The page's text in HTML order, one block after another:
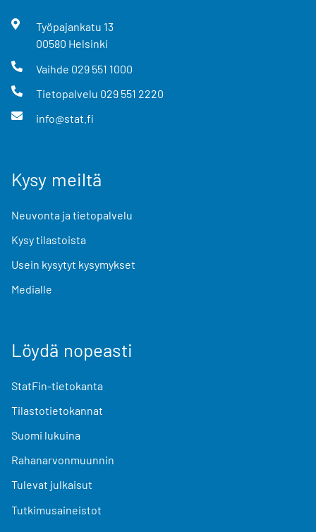
Työpajankatu 13
00580 Helsinki
Vaihde 029 551 1000
Tietopalvelu 029 551 2220
info@stat.fi
Kysy meiltä
Neuvonta ja tietopalvelu
Kysy tilastoista
Usein kysytyt kysymykset
Medialle
Löydä nopeasti
StatFin-tietokanta
Tilastotietokannat
Suomi lukuina
Rahanarvonmuunnin
Tulevat julkaisut
Tutkimusaineistot